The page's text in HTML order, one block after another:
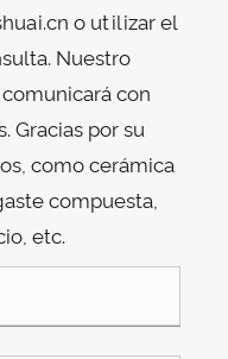
o utilizar el
Nuestro
con
Gracias por su
como cerámica
compuesta,
etc.